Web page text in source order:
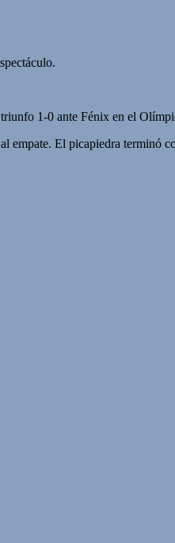
1-0 ante Fénix en el
empate. El picapiedra terminó